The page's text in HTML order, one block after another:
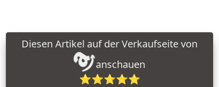
anschauen
⭐⭐⭐⭐⭐